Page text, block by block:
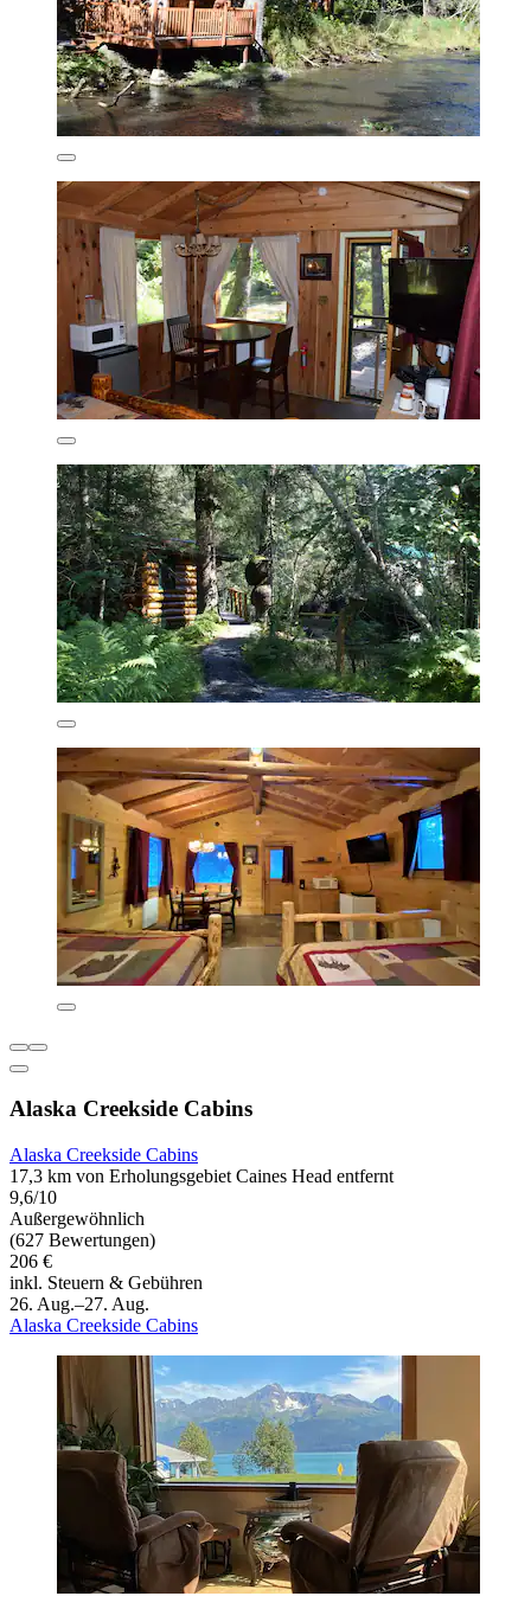
Alaska Creekside Cabins
Alaska Creekside Cabins
17,3 km von Erholungsgebiet Caines Head entfernt
9,6/10
Außergewöhnlich
(627 Bewertungen)
206 €
inkl. Steuern & Gebühren
26. Aug.–27. Aug.
Alaska Creekside Cabins